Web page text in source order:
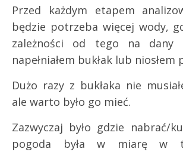
Przed każdym etapem
będzie potrzeba więcej wody,
zależności od tego na dany
napełniałem bukłak lub niosłem
Dużo razy z bukłaka nie
ale warto było go mieć.
Zazwyczaj było gdzie nabrać/
pogoda była w miarę w